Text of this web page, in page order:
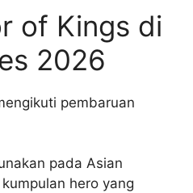
of Kings di
2026
pembaruan
pada Asian
hero yang